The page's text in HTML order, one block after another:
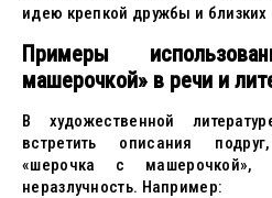
идею крепкой дружбы и близких
Примеры
машерочкой» в речи и
В художественной
встретить описания
«шерочка с машерочкой»,
неразлучность. Например: